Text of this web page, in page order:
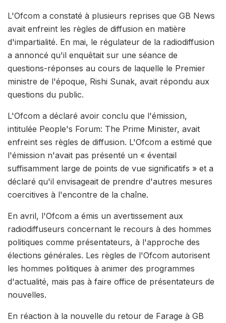
L'Ofcom a constaté à plusieurs reprises que GB News
avait enfreint les règles de diffusion en matière
d'impartialité. En mai, le régulateur de la radiodiffusion
a annoncé qu'il enquêtait sur une séance de
questions-réponses au cours de laquelle le Premier
ministre de l'époque, Rishi Sunak, avait répondu aux
questions du public.
L'Ofcom a déclaré avoir conclu que l'émission,
intitulée People's Forum: The Prime Minister, avait
enfreint ses règles de diffusion. L'Ofcom a estimé que
l'émission n'avait pas présenté un « éventail
suffisamment large de points de vue significatifs » et a
déclaré qu'il envisageait de prendre d'autres mesures
coercitives à l'encontre de la chaîne.
En avril, l'Ofcom a émis un avertissement aux
radiodiffuseurs concernant le recours à des hommes
politiques comme présentateurs, à l'approche des
élections générales. Les règles de l'Ofcom autorisent
les hommes politiques à animer des programmes
d'actualité, mais pas à faire office de présentateurs de
nouvelles.
En réaction à la nouvelle du retour de Farage à GB